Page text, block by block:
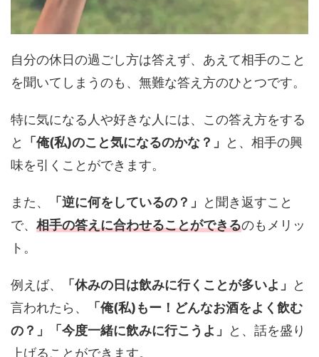
自分の休日の過ごし方は答えず、あえて相手のこと
を聞いてしまうのも、無難な答え方のひとつです。
特に気になる人や好きな人には、この答え方をする
と
「俺(私)のこと気になるのかな？」
と、相手の興
味を引くことができます。
また、 「逆に何をしているの？」
と聞き返すこと
で、 相手の答えに合わせることができるのもメリッ
ト。
例えば、 「休みの日は飲みに行くことが多いよ」
と
言われたら、
「俺(私)もー！どんなお酒をよく飲む
の？」「今度一緒に飲みに行こうよ」
と、話を盛り
上げることができます。